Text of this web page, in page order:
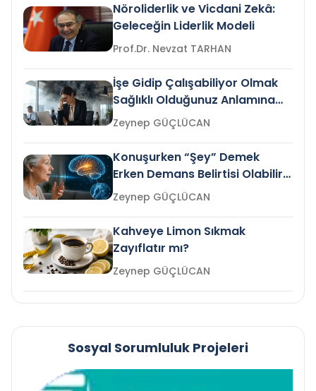
Nöroliderlik ve Vicdani Zekâ:
Geleceğin Liderlik Modeli
Prof.Dr. Nevzat TARHAN
İşe Gidip Çalışabiliyor Olmak
Sağlıklı Olduğunuz Anlamına
Gelir mi?Zeynep GÜÇLÜCAN
Konuşurken “Şey” Demek
Erken Demans Belirtisi Olabilir
mi?
Zeynep GÜÇLÜCAN
Kahveye Limon Sıkmak
Zayıflatır mı?
Zeynep GÜÇLÜCAN
Sosyal Sorumluluk Projeleri